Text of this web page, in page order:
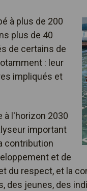
à plus de 200
plus de 40
de certains de
: leur
impliqués et
à l'horizon 2030
important
contribution
et de
du respect, et la
des jeunes, des